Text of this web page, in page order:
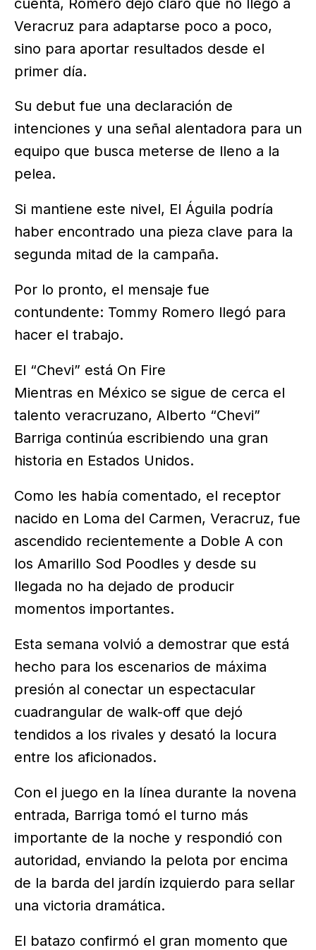
Veracruz para adaptarse poco a poco,
sino para aportar resultados desde el
primer día.
Su debut fue una declaración de
intenciones y una señal alentadora para un
equipo que busca meterse de lleno a la
pelea.
Si mantiene este nivel, El Águila podría
haber encontrado una pieza clave para la
segunda mitad de la campaña.
Por lo pronto, el mensaje fue
contundente: Tommy Romero llegó para
hacer el trabajo.
El “Chevi” está On Fire
Mientras en México se sigue de cerca el
talento veracruzano, Alberto “Chevi”
Barriga continúa escribiendo una gran
historia en Estados Unidos.
Como les había comentado, el receptor
nacido en Loma del Carmen, Veracruz, fue
ascendido recientemente a Doble A con
los Amarillo Sod Poodles y desde su
llegada no ha dejado de producir
momentos importantes.
Esta semana volvió a demostrar que está
hecho para los escenarios de máxima
presión al conectar un espectacular
cuadrangular de walk-off que dejó
tendidos a los rivales y desató la locura
entre los aficionados.
Con el juego en la línea durante la novena
entrada, Barriga tomó el turno más
importante de la noche y respondió con
autoridad, enviando la pelota por encima
de la barda del jardín izquierdo para sellar
una victoria dramática.
El batazo confirmó el gran momento que